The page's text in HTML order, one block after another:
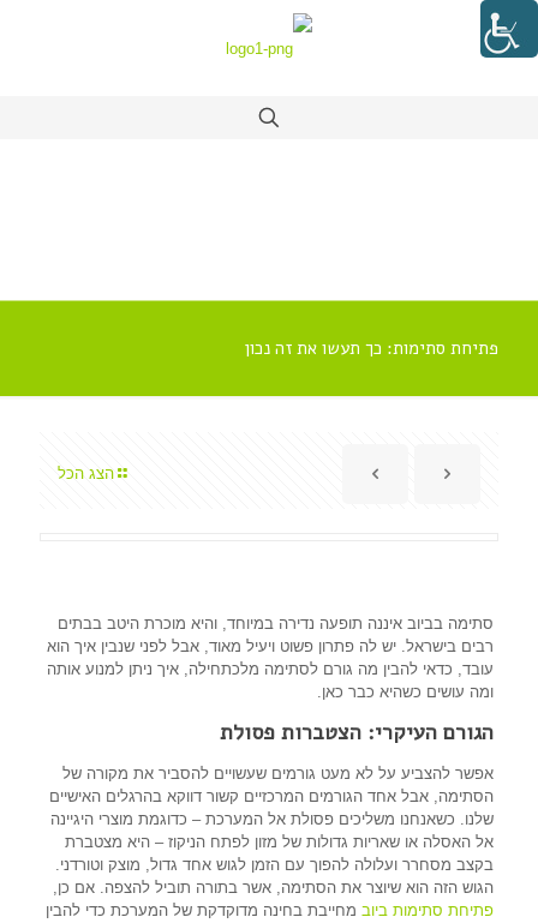
פתיחת סתימות: כך תעשו את זה נכון
הצג הכל
סתימה בביוב איננה תופעה נדירה במיוחד, והיא מוכרת היטב בבתים
רבים בישראל. יש לה פתרון פשוט ויעיל מאוד, אבל לפני שנבין איך הוא
עובד, כדאי להבין מה גורם לסתימה מלכתחילה, איך ניתן למנוע אותה
ומה עושים כשהיא כבר כאן.
הגורם העיקרי: הצטברות פסולת
אפשר להצביע על לא מעט גורמים שעשויים להסביר את מקורה של
הסתימה, אבל אחד הגורמים המרכזיים קשור דווקא בהרגלים האישיים
שלנו. כשאנחנו משליכים פסולת אל המערכת – כדוגמת מוצרי היגיינה
אל האסלה או שאריות גדולות של מזון לפתח הניקוז – היא מצטברת
בקצב מסחרר ועלולה להפוך עם הזמן לגוש אחד גדול, מוצק וטורדני.
הגוש הזה הוא שיוצר את הסתימה, אשר בתורה תוביל להצפה. אם כן,
פתיחת סתימות ביובמחייבת בחינה מדוקדקת של המערכת כדי להבין